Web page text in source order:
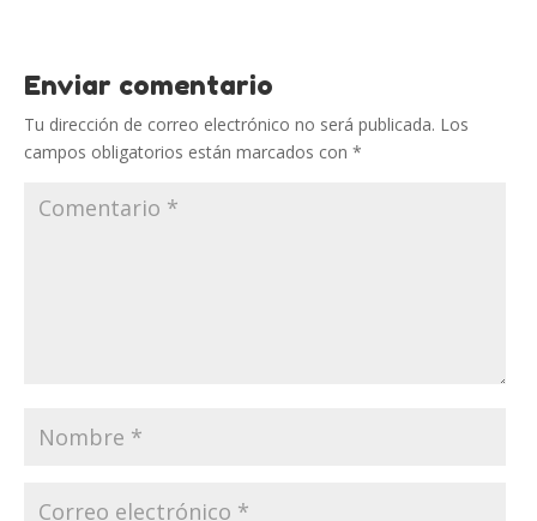
Enviar comentario
Tu dirección de correo electrónico no será publicada. Los
campos obligatorios están marcados con *